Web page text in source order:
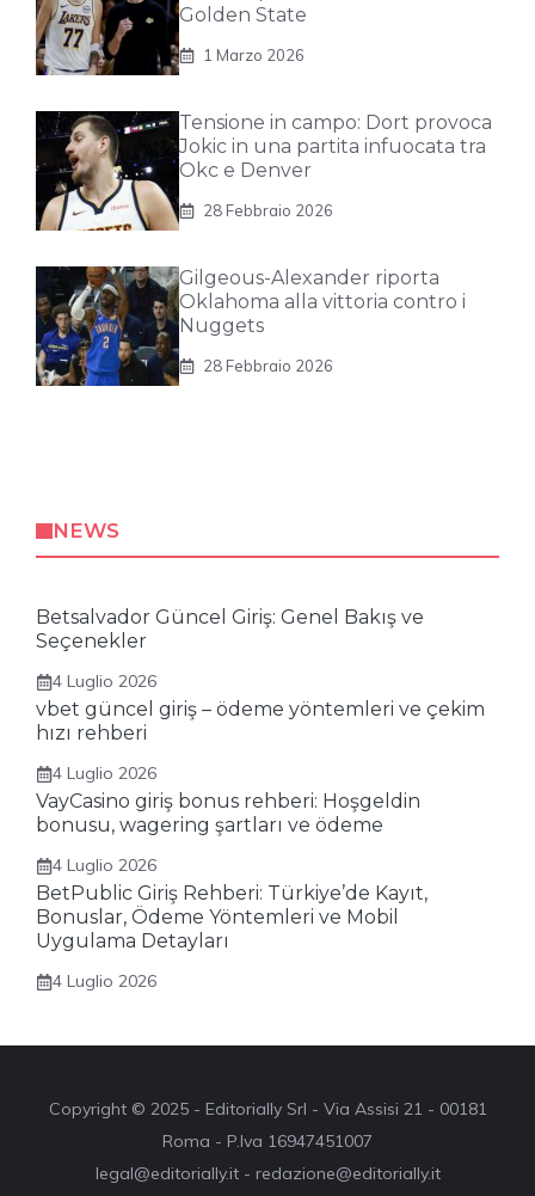
Golden State
1 Marzo 2026
Tensione in campo: Dort provoca
Jokic in una partita infuocata tra
Okc e Denver
28 Febbraio 2026
Gilgeous-Alexander riporta
Oklahoma alla vittoria contro i
Nuggets
28 Febbraio 2026
NEWS
Betsalvador Güncel Giriş: Genel Bakış ve
Seçenekler
4 Luglio 2026
vbet güncel giriş – ödeme yöntemleri ve çekim
hızı rehberi
4 Luglio 2026
VayCasino giriş bonus rehberi: Hoşgeldin
bonusu, wagering şartları ve ödeme
4 Luglio 2026
BetPublic Giriş Rehberi: Türkiye’de Kayıt,
Bonuslar, Ödeme Yöntemleri ve Mobil
Uygulama Detayları
4 Luglio 2026
Copyright © 2025 - Editorially Srl - Via Assisi 21 - 00181
Roma - P.Iva 16947451007
legal@editorially.it - redazione@editorially.it